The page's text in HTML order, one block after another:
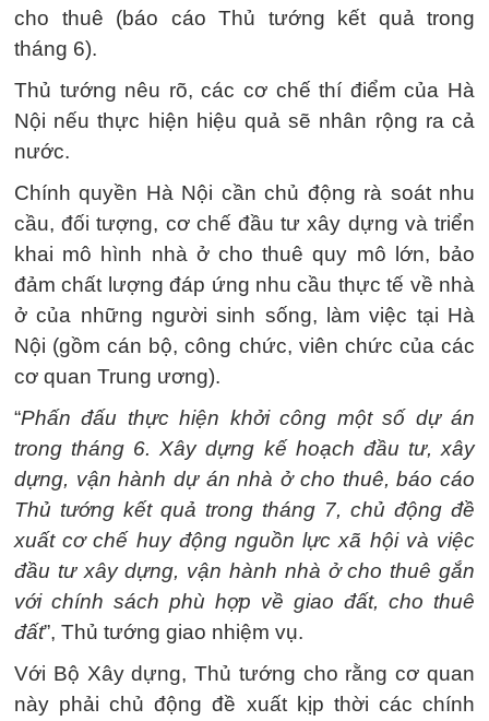
cho thuê (báo cáo Thủ tướng kết quả trong
tháng 6).
Thủ tướng nêu rõ, các cơ chế thí điểm của Hà
Nội nếu thực hiện hiệu quả sẽ nhân rộng ra cả
nước.
Chính quyền Hà Nội cần chủ động rà soát nhu
cầu, đối tượng, cơ chế đầu tư xây dựng và triển
khai mô hình nhà ở cho thuê quy mô lớn, bảo
đảm chất lượng đáp ứng nhu cầu thực tế về nhà
ở của những người sinh sống, làm việc tại Hà
Nội (gồm cán bộ, công chức, viên chức của các
cơ quan Trung ương).
“Phấn đấu thực hiện khởi công một số dự án
trong tháng 6. Xây dựng kế hoạch đầu tư, xây
dựng, vận hành dự án nhà ở cho thuê, báo cáo
Thủ tướng kết quả trong tháng 7, chủ động đề
xuất cơ chế huy động nguồn lực xã hội và việc
đầu tư xây dựng, vận hành nhà ở cho thuê gắn
với chính sách phù hợp về giao đất, cho thuê
đất”, Thủ tướng giao nhiệm vụ.
Với Bộ Xây dựng, Thủ tướng cho rằng cơ quan
này phải chủ động đề xuất kịp thời các chính